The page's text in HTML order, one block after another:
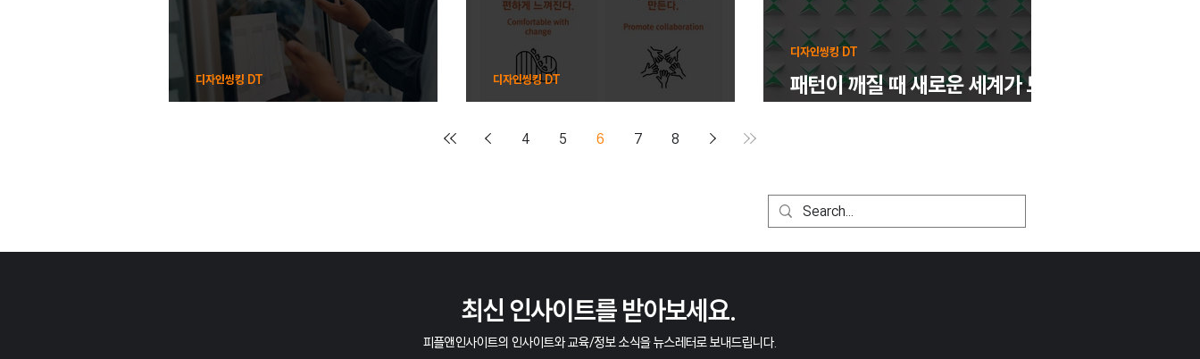
디자인씽킹 DT 디자인씽킹 DT
패턴이 깨질 때 새로운 세계가 드
디자인씽킹 DT
4 5 6 7 8
​최신 인사이트를 받아보세요.
피플앤인사이트의 인사이트와 교육/정보 소식을 뉴스레터로 보내드립니다.